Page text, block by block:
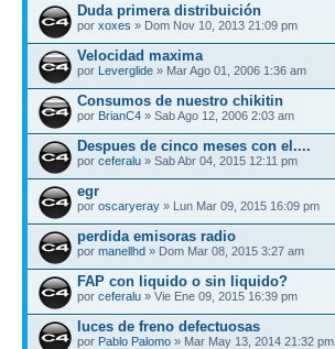
Duda primera distribuición
por xoxes » Dom Nov 10, 2013 21:09 pm
Velocidad maxima
por Leverglide » Mar Ago 01, 2006 1:36 am
Consumos de nuestro chikitin
por BrianC4 » Sab Ago 12, 2006 2:03 am
Despues de cinco meses con el....
por ceferalu » Sab Abr 04, 2015 12:11 pm
egr
por oscaryeray » Lun Mar 09, 2015 16:09 pm
perdida emisoras radio
por manellhd » Dom Mar 08, 2015 3:27 am
FAP con liquido o sin liquido?
por ceferalu » Vie Ene 09, 2015 16:39 pm
luces de freno defectuosas
por Pablo Palomo » Mar May 13, 2014 21:32 pm